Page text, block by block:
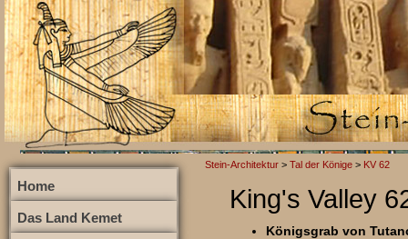
Home
Das Land Kemet
Stein-Architektur > Tal der Könige > KV 62
King's Valley
Königsgrab von